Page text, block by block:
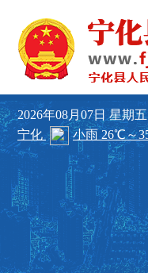
2026年08月07日星期五